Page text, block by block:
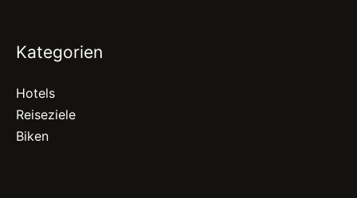
Kategorien
Hotels
Reiseziele
Biken